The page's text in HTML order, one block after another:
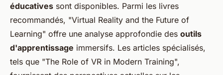
éducatives sont disponibles. Parmi les livres
recommandés, "Virtual Reality and the Future of
Learning" offre une analyse approfondie des outils
d'apprentissage immersifs. Les articles spécialisés,
tels que "The Role of VR in Modern Training",